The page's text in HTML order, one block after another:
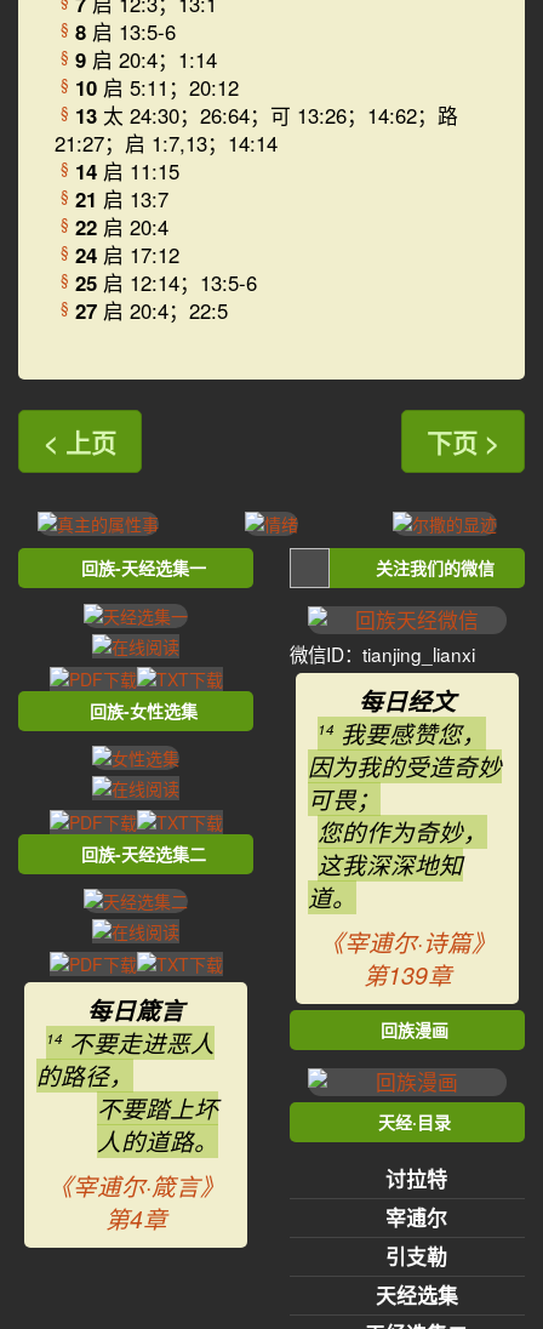
§ 8 启 13:5-6
§ 9 启 20:4；1:14
§ 10 启 5:11；20:12
§ 13 太 24:30；26:64；可 13:26；14:62；路
21:27；启 1:7,13；14:14
§ 14 启 11:15
§ 21 启 13:7
§ 22 启 20:4
§ 24 启 17:12
§ 25 启 12:14；13:5-6
§ 27 启 20:4；22:5
< 上页 下页 >
回族-天经选集一
回族-女性选集
回族-天经选集二
每日箴言
14 不要走进恶人
的路径，
不要踏上坏
人的道路。
《宰逋尔·箴言》
第4章
关注我们的微信
微信ID：tianjing_lianxi
每日经文
14 我要感赞您，
因为我的受造奇妙
可畏；
您的作为奇妙，
这我深深地知
道。
《宰逋尔·诗篇》
第139章
回族漫画
天经·目录
讨拉特
宰逋尔
引支勒
天经选集